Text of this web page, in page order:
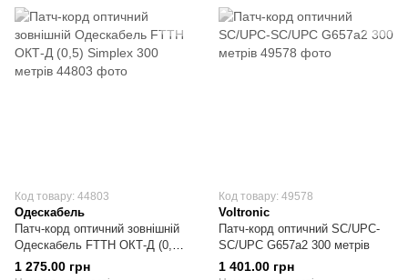
Код товару: 44803
Одескабель
Патч-корд оптичний зовнішній
Одескабель FTTH ОКТ-Д (0,5)
Simplex 300 метрів
1 275.00 грн
Код товару: 49578
Voltronic
Патч-корд оптичний SC/UPC-
SC/UPC G657a2 300 метрів
1 401.00 грн